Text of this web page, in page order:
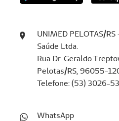
UNIMED PELOTAS/
Saúde Ltda.
Rua Dr. Geraldo
Pelotas/RS, 96055-
Telefone: (53) 3026-
WhatsApp